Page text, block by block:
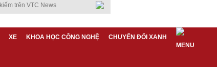
XE KHOA HỌC CÔNG NGHỆ CHUYỂN ĐỔI XANH